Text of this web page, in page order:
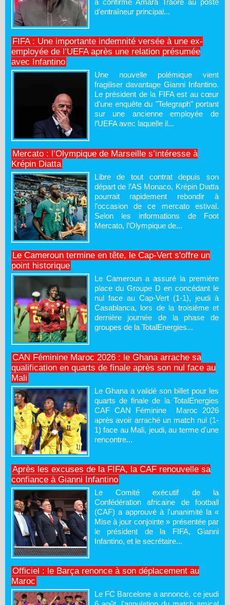
d’entraîneur principal...
FIFA : Une importante indemnité versée à une ex-
employée de l’UEFA après une relation présumée
avec Infantino
Une nouvelle polémique vient
fragiliser davantage Gianni Infantino.
Le président de la FIFA est au cœur
d’une enquête du "Telegraph" portant
sur une ancienne employée de
l’UEFA avec laquelle il...
Mercato : l’Olympique de Marseille s’intéresse à
Krépin Diatta
Libre de tout contrat depuis son
départ de l’AS Monaco, Krépin Diatta
pourrait rapidement rebondir à
l’occasion de ce mercato estival.
Selon les informations de Foot
Mercato, l’Olympique de...
Le Cameroun termine en tête, le Cap-Vert s'offre un
point historique
Le Cameroun a assuré la première
place du Groupe D en concédant le
nul face au Cap-Vert (1-1), jeudi à
Casablanca, lors de la troisième et
dernière journée de la phase de
groupes de la TotalEnergies...
CAN Féminine Maroc 2026 : le Ghana arrache sa
qualification en quarts de finale après son nul face au
Mali
Le Ghana a validé son billet pour les
quarts de finale de la TotalEnergies
CAF CAN Féminine Maroc 2026
après avoir arraché un match nul (1-
1) face au Mali, jeudi, au terme d'une
rencontre...
Après les excuses de la FIFA, la CAF renouvelle sa
confiance à Gianni Infantino
Le Comité exécutif de la
Confédération africaine de football
(CAF) a approuvé à l'unanimité la «
Mise à jour conjointe » présentée par
le président de la FIFA, Gianni
Infantino, et le secrétaire...
Officiel : le Barça renonce à son déplacement au
Maroc
Le FC Barcelone a annoncé, ce jeudi